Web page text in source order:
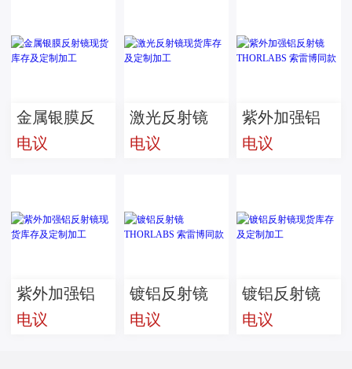
金属银膜反
射镜现货库
电议
激光反射镜
现货库存及
电议
紫外加强铝
反射镜
电议
紫外加强铝
反射镜现货
电议
镀铝反射镜
THORLABS
电议
镀铝反射镜
现货库存及
电议